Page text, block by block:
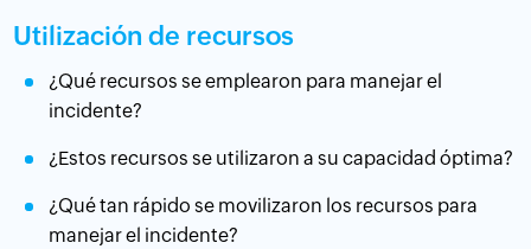
Utilización de recursos
¿Qué recursos se emplearon para manejar el
incidente?
¿Estos recursos se utilizaron a su capacidad óptima?
¿Qué tan rápido se movilizaron los recursos para
manejar el incidente?